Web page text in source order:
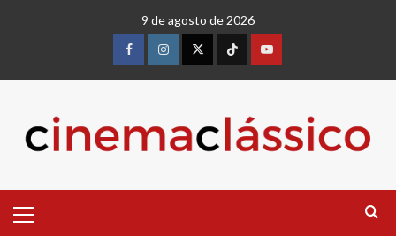
9 de agosto de 2026